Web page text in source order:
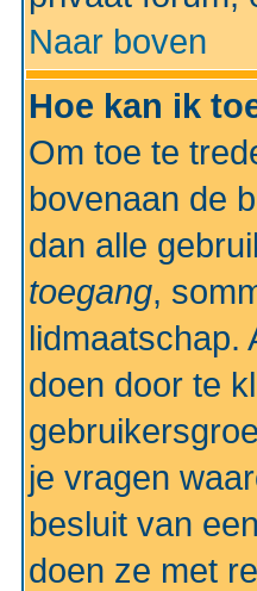
Naar boven
Hoe kan ik
Om toe te
bovenaan de
dan alle
toegang,
lidmaatschap.
doen door te
je vragen
besluit van
doen ze met